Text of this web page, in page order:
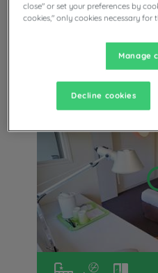
L'hôtel Campanile Melun Sénart
chambres non climatisées, des...
1 type de chambre disponible
close" or set your preferences by
cookies," only cookies necessary for
Manage
Decline cookies